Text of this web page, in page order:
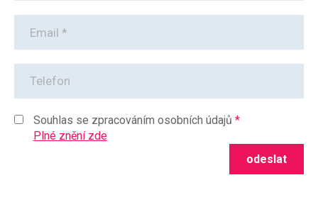
Souhlas se zpracováním osobních údajů
Plné znění zde